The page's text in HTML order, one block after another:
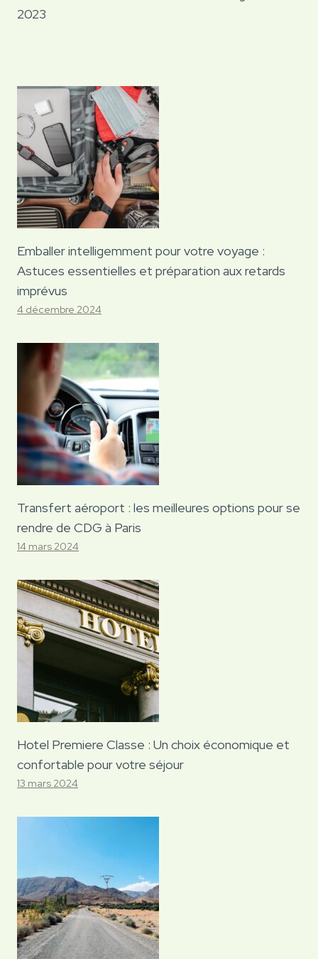
2023
Emballer intelligemment pour votre voyage :
Astuces essentielles et préparation aux retards
imprévus
4 décembre 2024
Transfert aéroport : les meilleures options pour se
rendre de CDG à Paris
14 mars 2024
Hotel Premiere Classe : Un choix économique et
confortable pour votre séjour
13 mars 2024